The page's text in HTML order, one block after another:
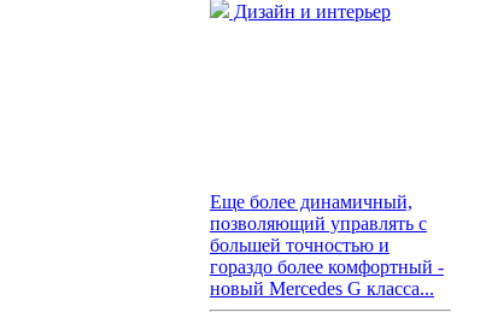
Дизайн и интерьер
Еще более динамичный,
позволяющий управлять с
большей точностью и
гораздо более комфортный -
новый Mercedes G класса...